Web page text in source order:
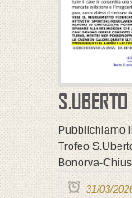
Pubblichiamo
Trofeo
Bonorva-
31/03/